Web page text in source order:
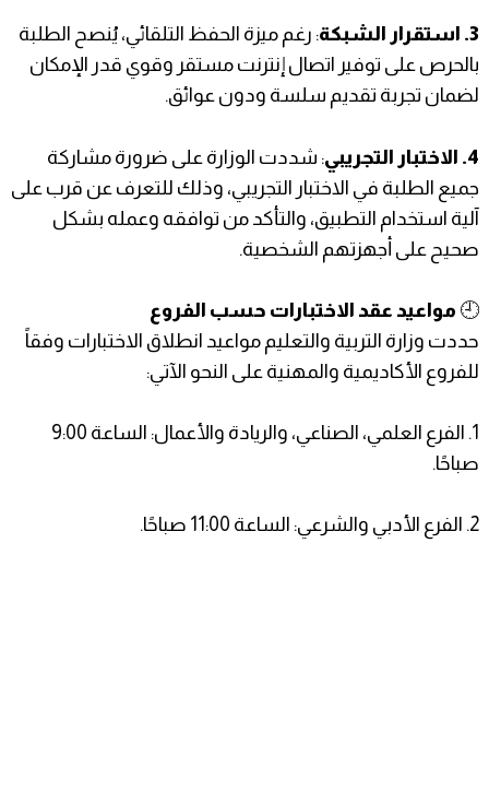
3. ​استقرار الشبكة
: رغم ميزة الحفظ التلقائي، يُنصح الطلبة
بالحرص على توفير اتصال إنترنت مستقر وقوي قدر الإمكان
لضمان تجربة تقديم سلسة ودون عوائق.
4. ​الاختبار التجريبي
: شددت الوزارة على ضرورة مشاركة
جميع الطلبة في الاختبار التجريبي، وذلك للتعرف عن قرب على
آلية استخدام التطبيق، والتأكد من توافقه وعمله بشكل
صحيح على أجهزتهم الشخصية.
​🕘 مواعيد عقد الاختبارات حسب الفروع
​حددت وزارة التربية والتعليم مواعيد انطلاق الاختبارات وفقاً
للفروع الأكاديمية والمهنية على النحو الآتي:
1. الفرع العلمي، الصناعي، والريادة والأعمال: الساعة 9:00
صباحًا.
2. الفرع الأدبي والشرعي: الساعة 11:00 صباحًا.